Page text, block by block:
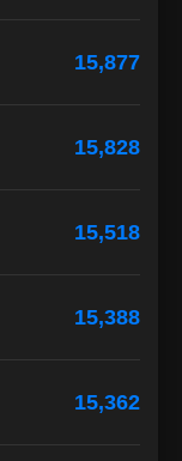
15,877
15,828
15,518
15,388
15,362